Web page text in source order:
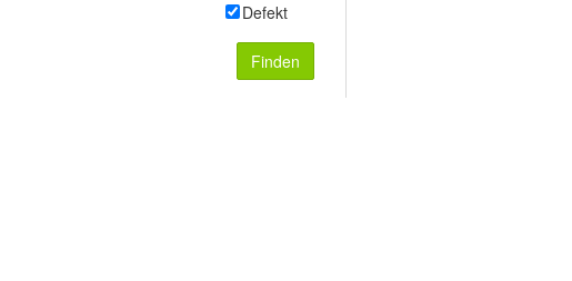
Defekt
Finden